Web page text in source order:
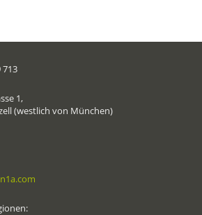
713
1,
(westlich von München)